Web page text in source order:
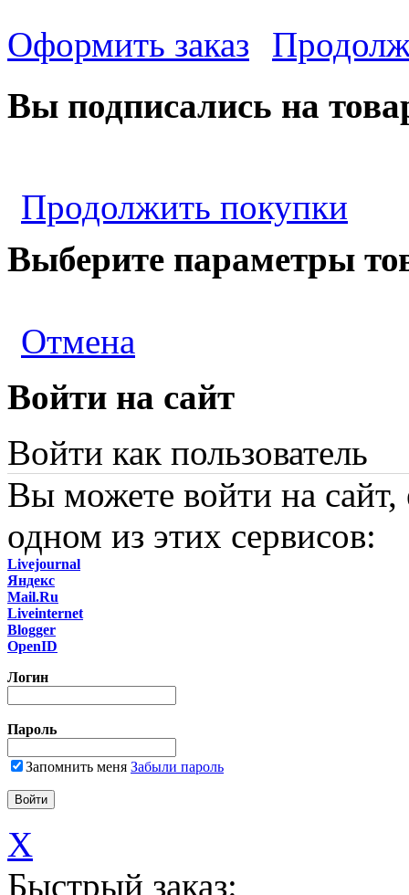
Оформить заказ
Вы подписались на
Продолжить покупки
Выберите параметры
Отмена
Войти на сайт
Войти как пользователь
Вы можете войти на сайт,
одном из этих сервисов:
Livejournal
Яндекс
Mail.Ru
Liveinternet
Blogger
OpenID
Логин
Пароль
Запомнить меня Забыли пароль
X
Быстрый заказ: